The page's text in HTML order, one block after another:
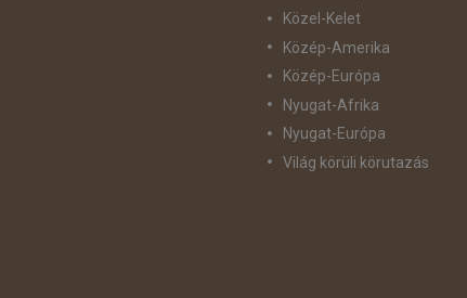
Közel-Kelet
Közép-Amerika
Közép-Európa
Nyugat-Afrika
Nyugat-Európa
Világ körüli körutazás